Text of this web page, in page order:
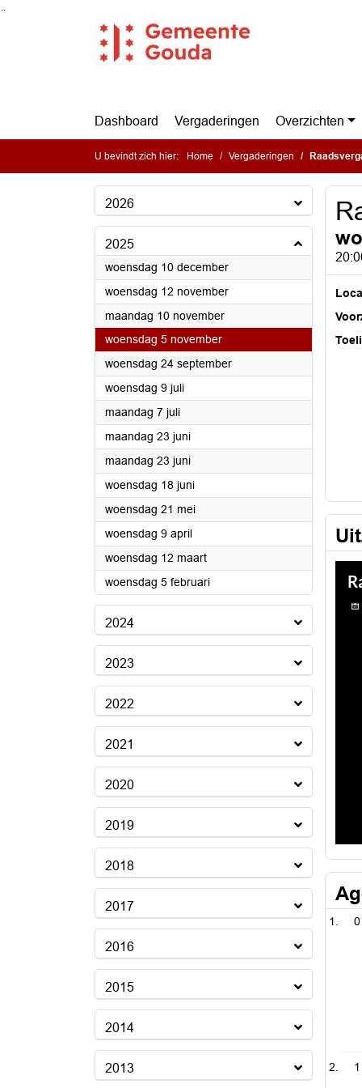
Ga naar de inhoud van deze pagina
Ga naar het zoeken
Ga naar het menu
Dashboard Vergaderingen Overzichten
U bevindt zich hier: Home Vergaderingen
2026
2025
woensdag 10 december2025
woensdag 12 november2025
maandag 10 november2025
woensdag 5 november2025
woensdag 24 september2025
woensdag 9 juli2025
maandag 7 juli2025
maandag 23 juni2025
maandag 23 juni2025
woensdag 18 juni2025
woensdag 21 mei2025
woensdag 9 april2025
woensdag 12 maart2025
woensdag 5 februari2025
2024
2023
2022
2021
2020
2019
2018
2017
2016
2015
2014
2013
0
1